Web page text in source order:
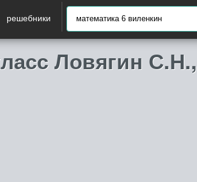
решебники
Ловягин